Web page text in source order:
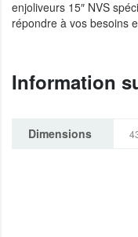
enjoliveurs 15″ NVS
répondre à vos besoins
Information
Dimensions